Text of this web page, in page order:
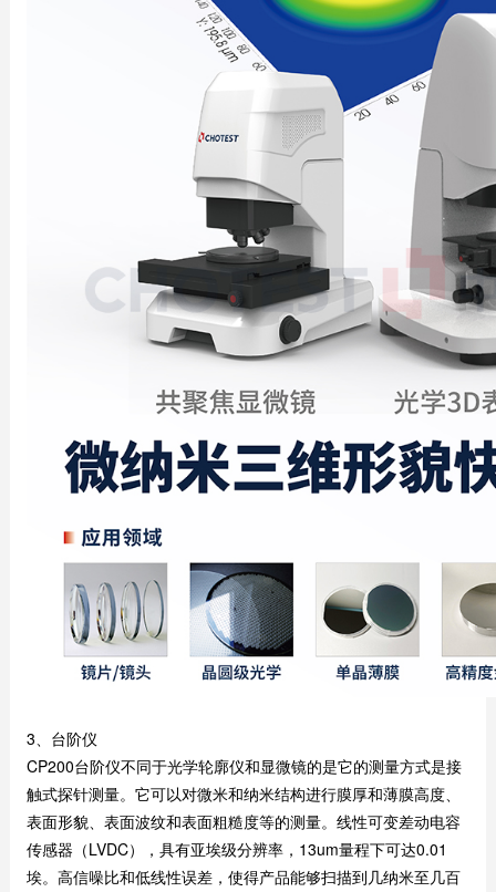
3、台阶仪
CP200台阶仪不同于光学轮廓仪和显微镜的是它的测量方式是接
触式探针测量。它可以对微米和纳米结构进行膜厚和薄膜高度、
表面形貌、表面波纹和表面粗糙度等的测量。线性可变差动电容
传感器（LVDC），具有亚埃级分辨率，13um量程下可达0.01
埃。高信噪比和低线性误差，使得产品能够扫描到几纳米至几百